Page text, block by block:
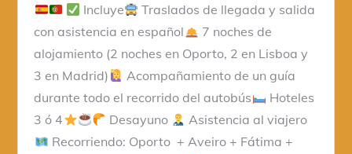
Incluye
Traslados de llegada y salida
con asistencia en español
7 noches de
alojamiento (2 noches en Oporto, 2 en Lisboa y
3 en Madrid)
Acompañamiento de un guía
durante todo el recorrido del autobús
Hoteles
3 ó 4
Desayuno
Asistencia al viajero
Recorriendo: Oporto + Aveiro + Fátima +